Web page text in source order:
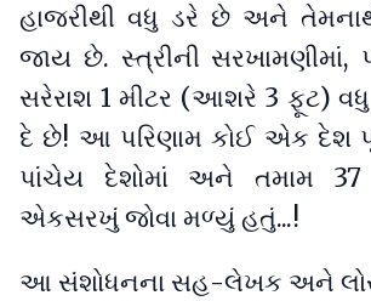
હાજરીથી વધુ ડરે છે અને
જાય છે. સ્ત્રીની સરખામણીમાં,
સરેરાશ 1 મીટર (આશરે 3 ફૂટ)
દે છે! આ પરિણામ કોઈ એક દેશ
પાંચેય દેશોમાં અને તમામ 37
એકસરખું જોવા મળ્યું હતું...!
આ સંશોધનના સહ-લેખક અને